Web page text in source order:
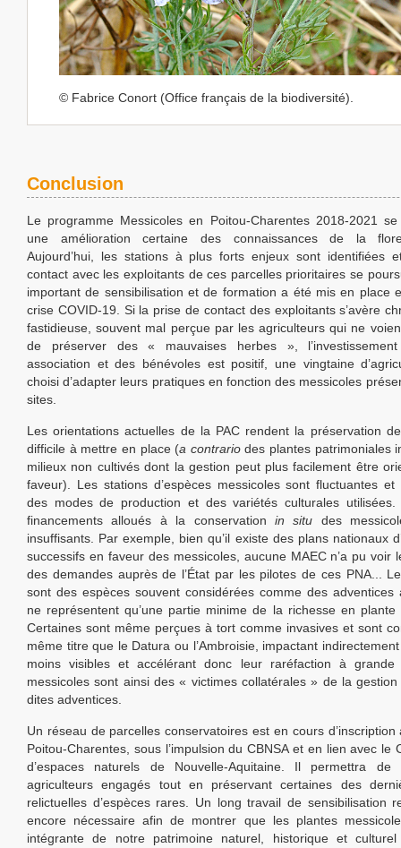
© Fabrice Conort (Office français de la biodiversité).
Conclusion
Le programme Messicoles en Poitou-Charentes 2018-2021
une amélioration certaine des connaissances de la
Aujourd’hui, les stations à plus forts enjeux sont identifiées
contact avec les exploitants de ces parcelles prioritaires se
important de sensibilisation et de formation a été mis en place
crise COVID-19. Si la prise de contact des exploitants s’avère
fastidieuse, souvent mal perçue par les agriculteurs qui ne
de préserver des « mauvaises herbes »,
association et des bénévoles est positif, une vingtaine
choisi d’adapter leurs pratiques en fonction des messicoles
sites.
Les orientations actuelles de la PAC rendent la préservation
difficile à mettre en place (a contrariodes plantes patrimoniales
milieux non cultivés dont la gestion peut plus facilement être
faveur). Les stations d’espèces messicoles sont fluctuantes et
des modes de production et des variétés culturales
financements alloués à la conservation in situ des
insuffisants. Par exemple, bien qu’il existe des plans nationaux
successifs en faveur des messicoles, aucune MAEC n’a pu voir
des demandes auprès de l’État par les pilotes de ces PNA...
sont des espèces souvent considérées comme des adventices
ne représentent qu’une partie minime de la richesse en plante
Certaines sont même perçues à tort comme invasives et sont
même titre que le Datura ou l’Ambroisie, impactant
moins visibles et accélérant donc leur raréfaction à grande
messicoles sont ainsi des « victimes collatérales » de la
dites adventices.
Un réseau de parcelles conservatoires est en cours d’inscription
Poitou-Charentes, sous l’impulsion du CBNSA et en lien avec le
d’espaces naturels de Nouvelle-Aquitaine. Il permettra de
agriculteurs engagés tout en préservant certaines des
relictuelles d’espèces rares. Un long travail de sensibilisation
encore nécessaire afin de montrer que les plantes
intégrante de notre patrimoine naturel, historique et